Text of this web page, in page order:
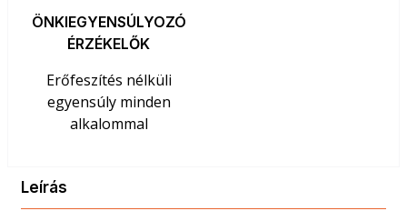
ÖNKIEGYENSÚLYOZÓ
ÉRZÉKELŐK
Erőfeszítés nélküli
egyensúly minden
alkalommal
Leírás